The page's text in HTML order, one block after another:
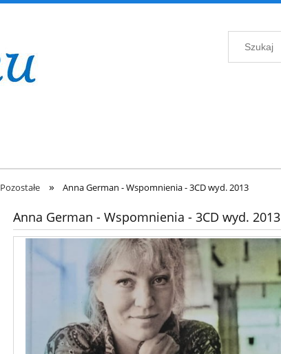
Pozostałe » Anna German - Wspomnienia - 3CD wyd. 2013
Anna German - Wspomnienia - 3CD wyd. 2013